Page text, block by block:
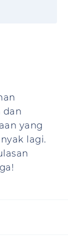
dan
yang
lagi.